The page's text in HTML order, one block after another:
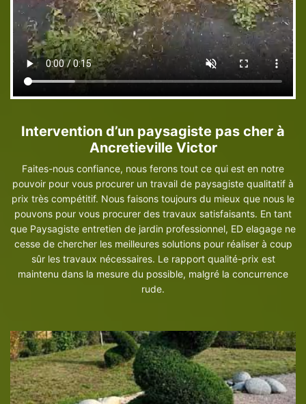
Intervention d’un paysagiste pas cher à
Ancretieville Victor
Faites-nous confiance, nous ferons tout ce qui est en notre
pouvoir pour vous procurer un travail de paysagiste qualitatif à
prix très compétitif. Nous faisons toujours du mieux que nous le
pouvons pour vous procurer des travaux satisfaisants. En tant
que Paysagiste entretien de jardin professionnel, ED elagage ne
cesse de chercher les meilleures solutions pour réaliser à coup
sûr les travaux nécessaires. Le rapport qualité-prix est
maintenu dans la mesure du possible, malgré la concurrence
rude.